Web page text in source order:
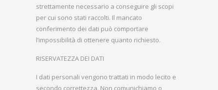
strettamente necessario a conseguire gli scopi
per cui sono stati raccolti. Il mancato
conferimento dei dati può comportare
l’impossibilità di ottenere quanto richiesto.
RISERVATEZZA DEI DATI
I dati personali vengono trattati in modo lecito e
secondo correttezza. Non comunichiamo o